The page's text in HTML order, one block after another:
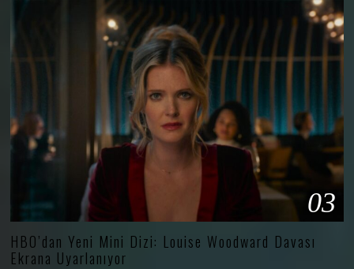
03
HBO’dan Yeni Mini Dizi: Louise Woodward Davası
Ekrana Uyarlanıyor